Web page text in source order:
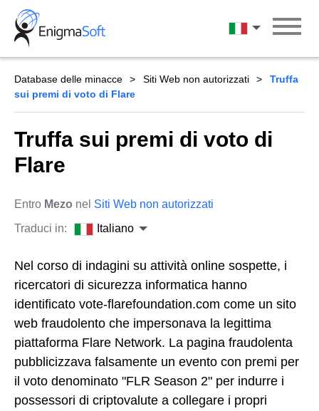
Skip
content
Italiano
Database delle minacce Siti Web non autorizzati
Truffa
sui premi di voto di Flare
Truffa sui premi di voto di
Flare
Entro Mezo nel Siti Web non autorizzati
Traduci in:
Italiano
Nel corso di indagini su attività online sospette, i
ricercatori di sicurezza informatica hanno
identificato vote-flarefoundation.com come un sito
web fraudolento che impersonava la legittima
piattaforma Flare Network. La pagina fraudolenta
pubblicizzava falsamente un evento con premi per
il voto denominato "FLR Season 2" per indurre i
possessori di criptovalute a collegare i propri